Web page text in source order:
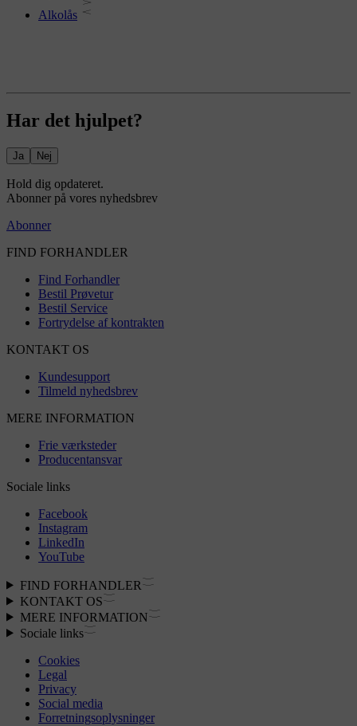
Alkolås
Har det hjulpet?
Ja Nej